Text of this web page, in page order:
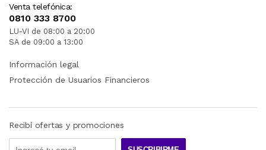
Venta telefónica:
0810 333 8700
LU-VI de 08:00 a 20:00
SA de 09:00 a 13:00
Información legal
Protección de Usuarios Financieros
Recibí ofertas y promociones